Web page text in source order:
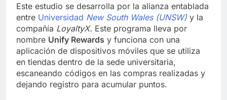
Este estudio se desarrolla por la alianza entablada
entre Universidad New South Wales (UNSW) y la
compañía LoyaltyX. Este programa lleva por
nombre Unify Rewards y funciona con una
aplicación de dispositivos móviles que se utiliza
en tiendas dentro de la sede universitaria,
escaneando códigos en las compras realizadas y
dejando registro para acumular puntos.